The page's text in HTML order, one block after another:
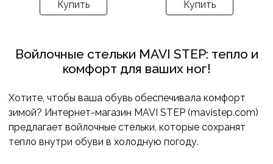
Купить Купить
Войлочные стельки MAVI STEP: тепло и
комфорт для ваших ног!
Хотите, чтобы ваша обувь обеспечивала комфорт
зимой? Интернет-магазин MAVI STEP (mavistep.com)
предлагает войлочные стельки, которые сохранят
тепло внутри обуви в холодную погоду.